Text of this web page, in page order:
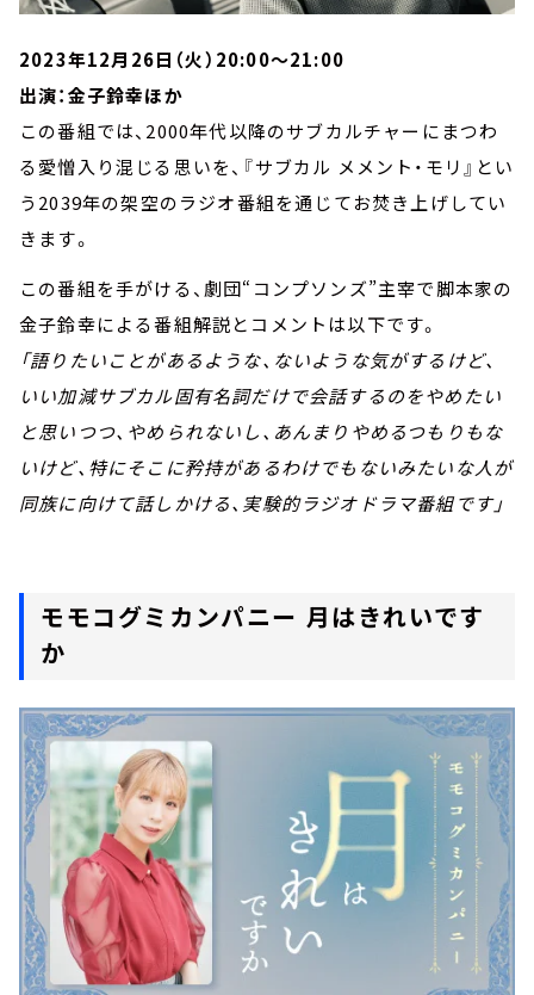
2023年12月26日（火）20:00～21:00
出演：金子鈴幸ほか
この番組では、2000年代以降のサブカルチャーにまつわ
る愛憎入り混じる思いを、『サブカル メメント・モリ』とい
う2039年の架空のラジオ番組を通じてお焚き上げしてい
きます。
この番組を手がける、劇団“コンプソンズ”主宰で脚本家の
金子鈴幸による番組解説とコメントは以下です。
「語りたいことがあるような、ないような気がするけど、
いい加減サブカル固有名詞だけで会話するのをやめたい
と思いつつ、やめられないし、あんまりやめるつもりもな
いけど、特にそこに矜持があるわけでもないみたいな人が
同族に向けて話しかける、実験的ラジオドラマ番組です」
モモコグミカンパニー 月はきれいです
か